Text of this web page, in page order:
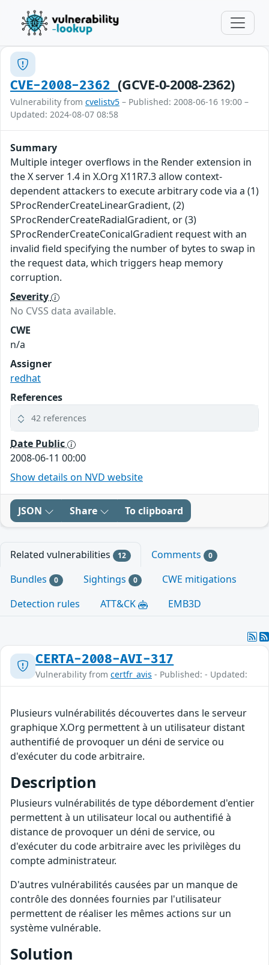
CVE-2008-2362(GCVE-0-2008-2362)
Vulnerability from cvelistv5 – Published: 2008-06-16 19:00 –
Updated: 2024-08-07 08:58
Summary
Multiple integer overflows in the Render extension in
the X server 1.4 in X.Org X11R7.3 allow context-
dependent attackers to execute arbitrary code via a (1)
SProcRenderCreateLinearGradient, (2)
SProcRenderCreateRadialGradient, or (3)
SProcRenderCreateConicalGradient request with an
invalid field specifying the number of bytes to swap in
the request data, which triggers heap memory
corruption.
Severity
No CVSS data available.
CWE
n/a
Assigner
redhat
References
42 references
Date Public
2008-06-11 00:00
Show details on NVD website
JSON Share To clipboard
Related vulnerabilities 12 Comments 0
Bundles 0 Sightings 0
CWE mitigations
Detection rules
ATT&CK EMB3D
CERTA-2008-AVI-317
Vulnerability from certfr_avis - Published: - Updated:
Plusieurs vulnérabilités découvertes dans le serveur
graphique X.Org permettent à un utilisateur distant
authentifié de provoquer un déni de service ou
d'exécuter du code arbitraire.
Description
Plusieurs vulnérabilités de type débordement d'entier
permettent à un utilisateur local ou authentifié à
distance de provoquer un déni de service, ou
d'exécuter du code arbitraire avec les privilèges du
compte administrateur.
D'autres vulnérabilités causées par un manque de
contrôle des données fournies par l'utilisateur
permettent de réaliser les mêmes actions sur un
système vulnérable.
Solution